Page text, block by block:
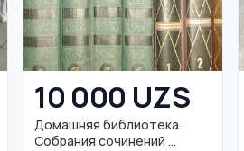
10 000 UZS
Домашняя библиотека.
Собрания сочинений ...